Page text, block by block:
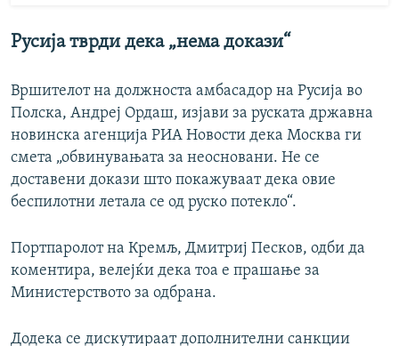
Русија тврди дека „нема докази“
Вршителот на должноста амбасадор на Русија во
Полска, Андреј Ордаш, изјави за руската државна
новинска агенција РИА Новости дека Москва ги
смета „обвинувањата за неосновани. Не се
доставени докази што покажуваат дека овие
беспилотни летала се од руско потекло“.
Портпаролот на Кремљ, Дмитриј Песков, одби да
коментира, велејќи дека тоа е прашање за
Министерството за одбрана.
Додека се дискутираат дополнителни санкции